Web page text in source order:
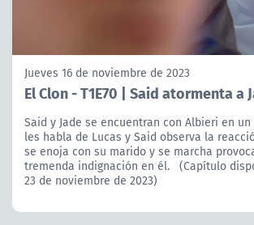
Jueves 16 de noviembre de 2023
El Clon - T1E70 | Said atormenta a
Said y Jade se encuentran con Albieri en
les habla de Lucas y Said observa la
se enoja con su marido y se marcha
tremenda indignación en él. (Capítulo
23 de noviembre de 2023)